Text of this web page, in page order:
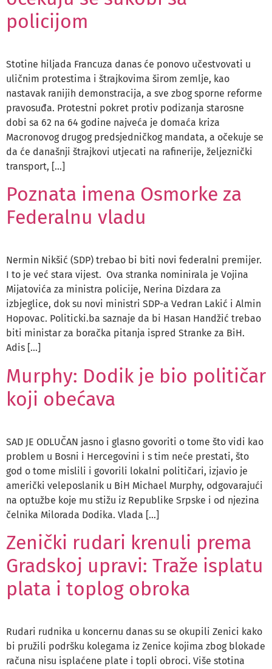
policijom
Stotine hiljada Francuza danas će ponovo učestvovati u
uličnim protestima i štrajkovima širom zemlje, kao
nastavak ranijih demonstracija, a sve zbog sporne reforme
pravosuđa. Protestni pokret protiv podizanja starosne
dobi sa 62 na 64 godine najveća je domaća kriza
Macronovog drugog predsjedničkog mandata, a očekuje se
da će današnji štrajkovi utjecati na rafinerije, željeznički
transport, […]
Poznata imena Osmorke za
Federalnu vladu
Nermin Nikšić (SDP) trebao bi biti novi federalni premijer.
I to je već stara vijest. Ova stranka nominirala je Vojina
Mijatovića za ministra policije, Nerina Dizdara za
izbjeglice, dok su novi ministri SDP-a Vedran Lakić i Almin
Hopovac. Politicki.ba saznaje da bi Hasan Handžić trebao
biti ministar za boračka pitanja ispred Stranke za BiH.
Adis […]
Murphy: Dodik je bio političar
koji obećava
SAD JE ODLUČAN jasno i glasno govoriti o tome što vidi kao
problem u Bosni i Hercegovini i s tim neće prestati, što
god o tome mislili i govorili lokalni političari, izjavio je
američki veleposlanik u BiH Michael Murphy, odgovarajući
na optužbe koje mu stižu iz Republike Srpske i od njezina
čelnika Milorada Dodika. Vlada […]
Zenički rudari krenuli prema
Gradskoj upravi: Traže isplatu
plata i toplog obroka
Rudari rudnika u koncernu danas su se okupili Zenici kako
bi pružili podršku kolegama iz Zenice kojima zbog blokade
računa nisu isplaćene plate i topli obroci. Više stotina